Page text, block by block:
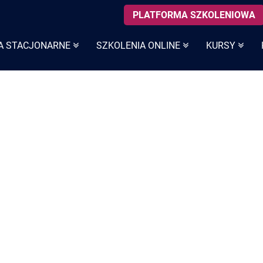
STACJONARNE SZKOLENIA ONLINE KURSY
PLATFORMA SZKOLENIOWA